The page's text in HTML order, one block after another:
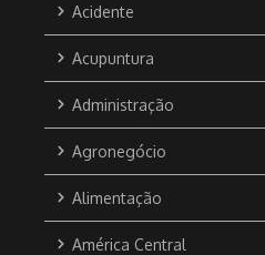
Acidente
Acupuntura
Administração
Agronegócio
Alimentação
América Central